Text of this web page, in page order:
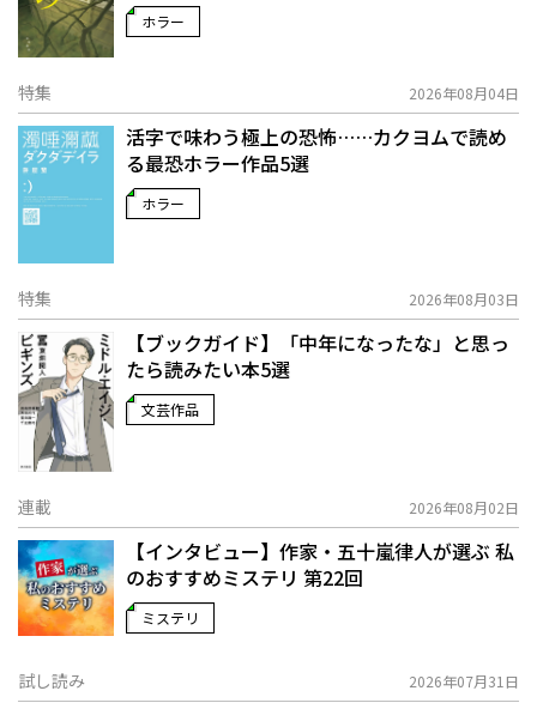
ホラー
特集 2026年08月04日
活字で味わう極上の恐怖……カクヨムで読め
る最恐ホラー作品5選
ホラー
特集 2026年08月03日
【ブックガイド】「中年になったな」と思っ
たら読みたい本5選
文芸作品
連載 2026年08月02日
【インタビュー】作家・五十嵐律人が選ぶ 私
のおすすめミステリ 第22回
ミステリ
試し読み 2026年07月31日